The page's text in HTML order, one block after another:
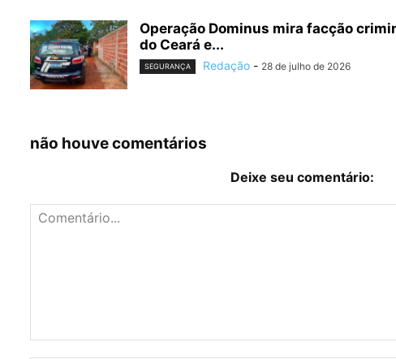
Operação Dominus mira facção
do Ceará e...
SEGURANÇA Redação - 28 de julho de 2026
não houve comentários
Deixe seu comentário: